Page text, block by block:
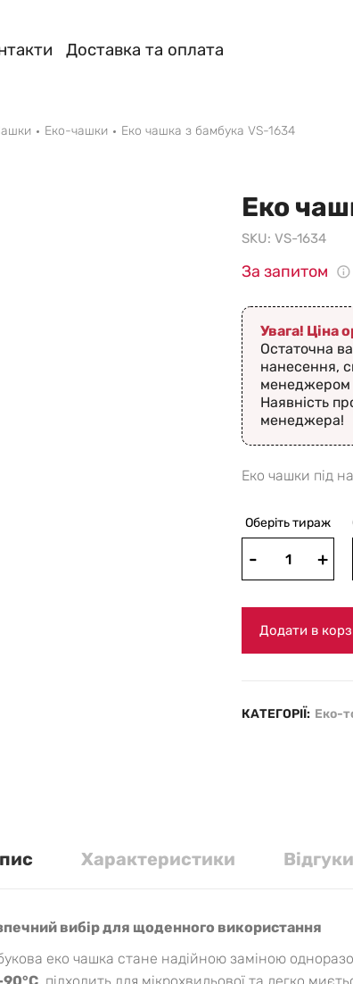
Доставка та оплата
Еко-чашки Еко чашка з бамбука VS-1634
Еко
SKU: VS-1634
За запитом
Увага! Ціна
Остаточна
нанесення,
менеджером
Наявність
менеджера!
Еко чашки під
Оберіть тираж
Додати в
КАТЕГОРІЇ: Еко-
Характеристики Вiдгуки
вибір для щоденного використання
еко чашка стане надійною заміною